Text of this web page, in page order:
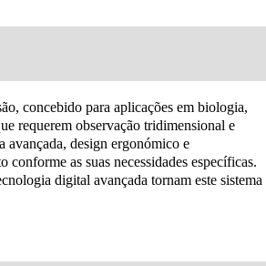
concebido para aplicações em biologia,
requerem observação tridimensional e
avançada, design ergonómico e
as suas necessidades específicas.
digital avançada tornam este sistema